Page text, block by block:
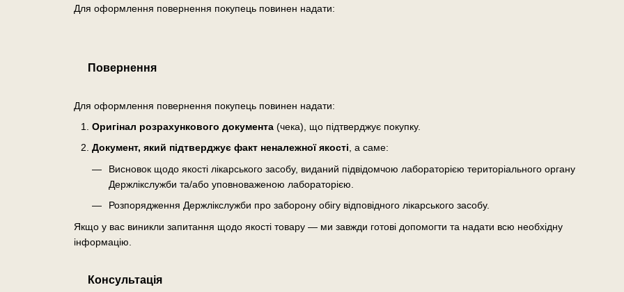
Для оформлення повернення покупець повинен надати:
Повернення
Для оформлення повернення покупець повинен надати:
Оригінал розрахункового документа(чека), що підтверджує покупку.
Документ, який підтверджує факт неналежної якості, а саме:
Висновок щодо якості лікарського засобу, виданий підвідомчою лабораторією територіального органу
Держлікслужби та/або уповноваженою лабораторією.
Розпорядження Держлікслужби про заборону обігу відповідного лікарського засобу.
Якщо у вас виникли запитання щодо якості товару — ми завжди готові допомогти та надати всю необхідну
інформацію.
Консультація